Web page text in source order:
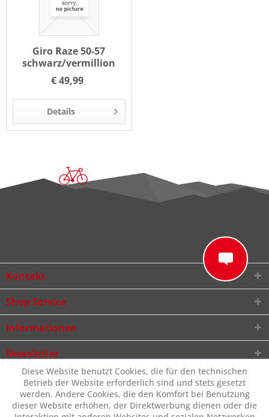
Giro Raze 50-57
schwarz/vermillion
€ 49,99
Details
Kontakt
Shop Service
Informationen
Newsletter
Diese Website benutzt Cookies, die für den technischen
Betrieb der Website erforderlich sind und stets gesetzt
werden. Andere Cookies, die den Komfort bei Benutzung
dieser Website erhöhen, der Direktwerbung dienen oder die